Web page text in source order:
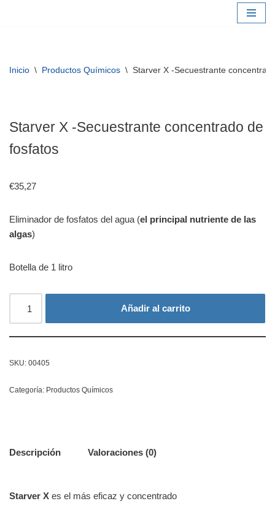
Inicio \ Productos Químicos \ Starver X -Secuestrante
Starver X -Secuestrante concentrado de
fosfatos
€35,27
Eliminador de fosfatos del agua (el principal nutriente de las
algas)
Botella de 1 litro
Añadir al carrito
SKU: 00405
Categoría: Productos Químicos
Descripción Valoraciones (0)
Starver X es el más eficaz y concentrado